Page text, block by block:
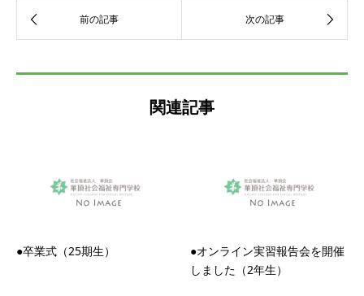
関連記事
●卒業式（25期生）
●オンライン実習報告会を開催
しました（2年生）